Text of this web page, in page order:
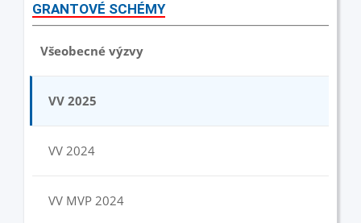
GRANTOVÉ SCHÉMY
Všeobecné výzvy
VV 2025
VV 2024
VV MVP 2024